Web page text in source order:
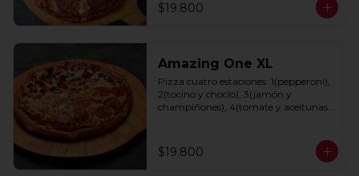
$19.800
Amazing One XL
Pizza cuatro estaciones: 1(pepperoni),
2(tocino y choclo), 3(jamón y
champiñones), 4(tomate y aceitunas
oregano y especias.
$19.800